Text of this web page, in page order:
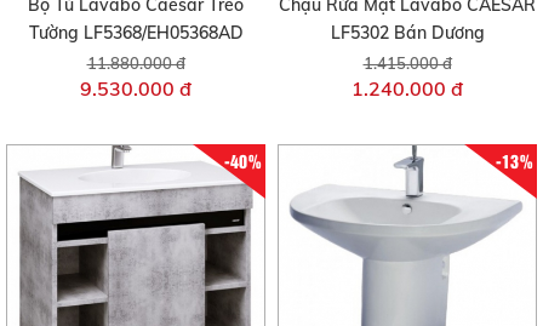
Bộ Tủ Lavabo Caesar Treo
Tường LF5368/EH05368AD
11.880.000 đ
9.530.000 đ
Chậu Rửa Mặt Lavabo CAESAR
LF5302 Bán Dương
1.415.000 đ
1.240.000 đ
-40% -13%